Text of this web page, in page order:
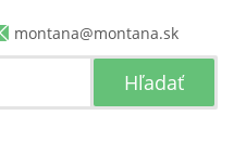
montana@montana.sk